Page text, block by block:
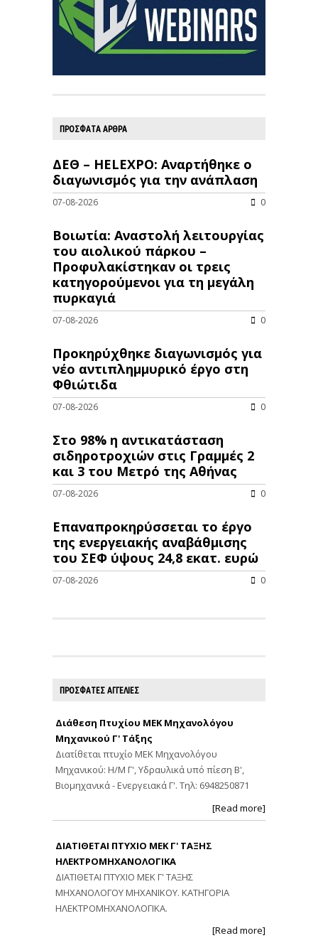
ΠΡΟΣΦΑΤΑ ΑΡΘΡΑ
ΔΕΘ – HELEXPO: Αναρτήθηκε ο
διαγωνισμός για την ανάπλαση
07-08-2026 0
Βοιωτία: Αναστολή λειτουργίας
του αιολικού πάρκου –
Προφυλακίστηκαν οι τρεις
κατηγορούμενοι για τη μεγάλη
πυρκαγιά
07-08-2026 0
Προκηρύχθηκε διαγωνισμός για
νέo αντιπλημμυρικό έργο στη
Φθιώτιδα
07-08-2026 0
Στο 98% η αντικατάσταση
σιδηροτροχιών στις Γραμμές 2
και 3 του Μετρό της Αθήνας
07-08-2026 0
Επαναπροκηρύσσεται το έργο
της ενεργειακής αναβάθμισης
του ΣΕΦ ύψους 24,8 εκατ. ευρώ
07-08-2026 0
ΠΡΟΣΦΑΤΕΣ ΑΓΓΕΛΙΕΣ
Διάθεση Πτυχίου ΜΕΚ Μηχανολόγου
Μηχανικού Γ' Τάξης
Διατίθεται πτυχίο ΜΕΚ Μηχανολόγου
Μηχανικού: Η/Μ Γ', Υδραυλικά υπό πίεση Β',
Βιομηχανικά - Ενεργειακά Γ'. Τηλ: 6948250871
[Read more]
ΔΙΑΤΙΘΕΤΑΙ ΠΤΥΧΙΟ ΜΕΚ Γ' ΤΑΞΗΣ
ΗΛΕΚΤΡΟΜΗΧΑΝΟΛΟΓΙΚΑ
ΔΙΑΤΙΘΕΤΑΙ ΠΤΥΧΙΟ ΜΕΚ Γ' ΤΑΞΗΣ
ΜΗΧΑΝΟΛΟΓΟΥ ΜΗΧΑΝΙΚΟΥ. ΚΑΤΗΓΟΡΙΑ
ΗΛΕΚΤΡΟΜΗΧΑΝΟΛΟΓΙΚΑ.
[Read more]